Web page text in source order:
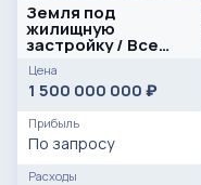
Земля под
жилищную
застройку / Все
разрешительные
документы
Цена
1 500 000 000 ₽
Прибыль
По запросу
Расходы